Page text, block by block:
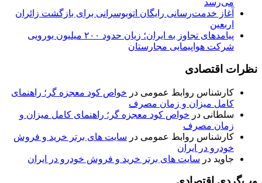
می‌رسد
آغاز خدمت‌رسانی رایگان اتوبوسرانی برای بازگشت زائران
اربعین
پیامدهای تجاوز به ایران؛ زیان حدود ۲۰۰ میلیون یورویی
شرکت هواپیمایی مجارستان
نظرات اقتصادی
کارشناس روابط عمومی در خواص کود معجزه گر؛ راهنمای
کامل میزان و زمان مصرف
سلطانی در خواص کود معجزه گر؛ راهنمای کامل میزان و
زمان مصرف
کارشناس روابط عمومی در سایت های برتر خرید و فروش
خودرو در ایران
جاوید در سایت های برتر خرید و فروش خودرو در ایران